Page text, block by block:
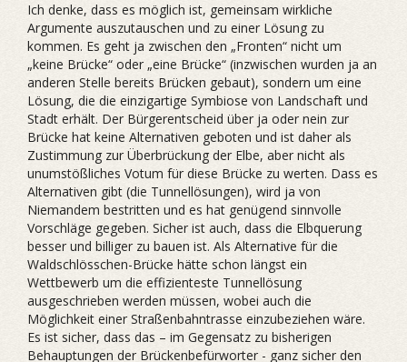
Ich denke, dass es möglich ist, gemeinsam wirkliche
Argumente auszutauschen und zu einer Lösung zu
kommen. Es geht ja zwischen den „Fronten“ nicht um
„keine Brücke“ oder „eine Brücke“ (inzwischen wurden ja an
anderen Stelle bereits Brücken gebaut), sondern um eine
Lösung, die die einzigartige Symbiose von Landschaft und
Stadt erhält. Der Bürgerentscheid über ja oder nein zur
Brücke hat keine Alternativen geboten und ist daher als
Zustimmung zur Überbrückung der Elbe, aber nicht als
unumstößliches Votum für diese Brücke zu werten. Dass es
Alternativen gibt (die Tunnellösungen), wird ja von
Niemandem bestritten und es hat genügend sinnvolle
Vorschläge gegeben. Sicher ist auch, dass die Elbquerung
besser und billiger zu bauen ist. Als Alternative für die
Waldschlösschen-Brücke hätte schon längst ein
Wettbewerb um die effizienteste Tunnellösung
ausgeschrieben werden müssen, wobei auch die
Möglichkeit einer Straßenbahntrasse einzubeziehen wäre.
Es ist sicher, dass das – im Gegensatz zu bisherigen
Behauptungen der Brückenbefürworter - ganz sicher den